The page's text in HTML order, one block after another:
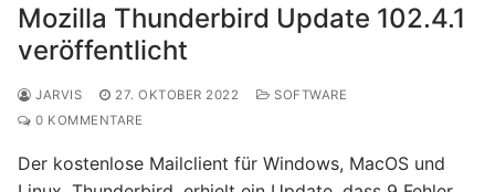
Mozilla Thunderbird Update 102.4.1
veröffentlicht
JARVIS 27. OKTOBER 2022
SOFTWARE
0 KOMMENTARE
Der kostenlose Mailclient für Windows, MacOS und